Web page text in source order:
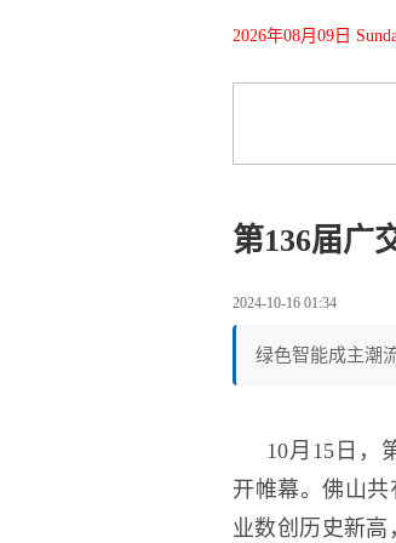
2026年08月09日
第136届广
2024-10-16 01:34
绿色智能成主潮
10月15日，
开帷幕。佛山
业数创历史新高